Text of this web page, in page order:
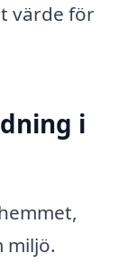
värde för
i
miljö.